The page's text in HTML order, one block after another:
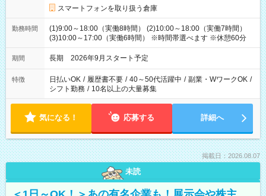
スマートフォンを取り扱う倉庫
勤務時間
(1)9:00～18:00（実働8時間） (2)10:00～18:00（実働7時間）
(3)10:00～17:00（実働6時間） ※時間帯選べます ※休憩60分
期間 長期 2026年9月スタート予定
特徴 日払いOK / 履歴書不要 / 40～50代活躍中 / 副業・WワークOK /
シフト勤務 / 10名以上の大量募集
気になる！ 応募する 詳細へ
掲載日：2026.08.07
未読